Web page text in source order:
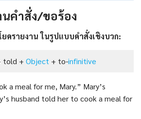
นคำสั่ง/ขอร้อง
ยครายงานในรูปแบบคำสั่งเชิงบวก:
told + Object + to-infinitive
a meal for me, Mary.” Mary’s
husband told her to cook a meal for